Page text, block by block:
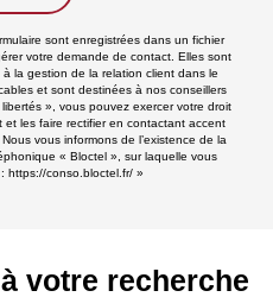
sont enregistrées dans un fichier
votre demande de contact. Elles sont
la gestion de la relation client dans le
et sont destinées à nos conseillers
», vous pouvez exercer votre droit
les faire rectifier en contactant accent
vous informons de l’existence de la
« Bloctel », sur laquelle vous
https://conso.bloctel.fr/»
votre recherche